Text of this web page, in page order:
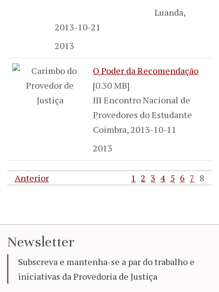
Luanda,
2013-10-21
2013
O Poder da Recomendação
[0.30 MB]
III Encontro Nacional de
Provedores do Estudante
Coimbra, 2013-10-11
2013
Anterior 1 2 3 4 5 6 7 8
Newsletter
Subscreva e mantenha-se a par do trabalho e
iniciativas da Provedoria de Justiça